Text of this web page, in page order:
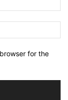
for the